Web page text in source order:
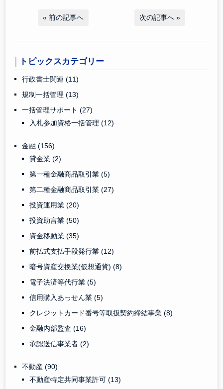
« 前の記事へ 次の記事へ »
トピックスカテゴリー
行政書士関連(11)
規制一括管理(13)
一括管理サポート(27)
入札参加資格一括管理(12)
金融(156)
貸金業(2)
第一種金融商品取引業(5)
第二種金融商品取引業(27)
投資運用業(20)
投資助言業(50)
資金移動業(35)
前払式支払手段発行業(12)
暗号資産交換業(仮想通貨)(8)
電子決済等代行業(5)
信用購入あっせん業(5)
クレジットカード番号等取扱契約締結事業(8)
金融内部監査(16)
承認送信事業者(2)
不動産(90)
不動産特定共同事業許可(13)